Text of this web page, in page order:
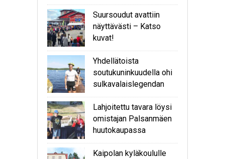
Suursoudut avattiin
näyttävästi – Katso
kuvat!
Yhdellätoista
soutukuninkuudella ohi
sulkavalaislegendan
Lahjoitettu tavara löysi
omistajan Palsanmäen
huutokaupassa
Kaipolan kyläkoululle